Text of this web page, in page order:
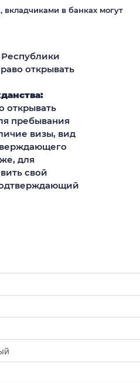
вкладчиками в банках могут
открывать
открывать
пребывания
визы, вид
для
свой